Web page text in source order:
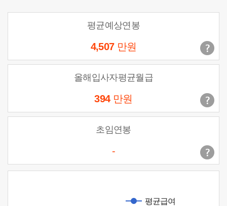
평균예상연봉
4,507 만원
올해입사자평균월급
394 만원
초임연봉
-
평균급여